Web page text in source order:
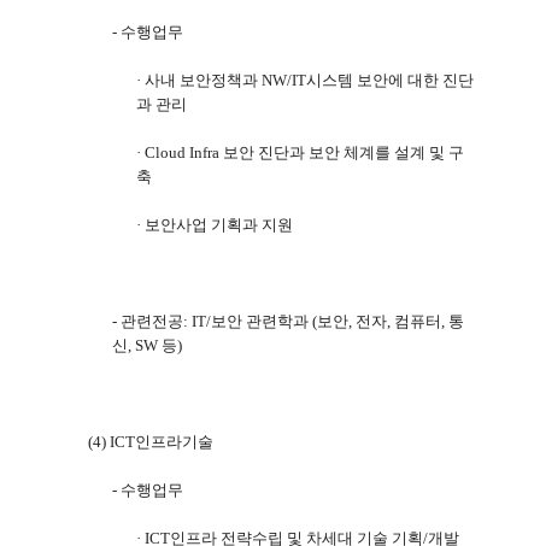
- 수행업무
· 사내 보안정책과 NW/IT시스템 보안에 대한 진단
과 관리
· Cloud Infra 보안 진단과 보안 체계를 설계 및 구
축
· 보안사업 기획과 지원
- 관련전공: IT/보안 관련학과 (보안, 전자, 컴퓨터, 통
신, SW 등)
(4) ICT인프라기술
- 수행업무
· ICT인프라 전략수립 및 차세대 기술 기획/개발